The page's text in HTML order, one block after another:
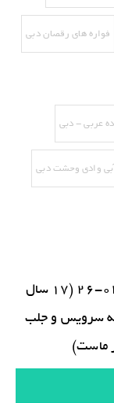
فواره های رقصان دبی
وادی وحشت دبی
تاریخ راه اندازی این وب سایت 2005-02-26 (17 سال
سرویس و جلب
ماست)